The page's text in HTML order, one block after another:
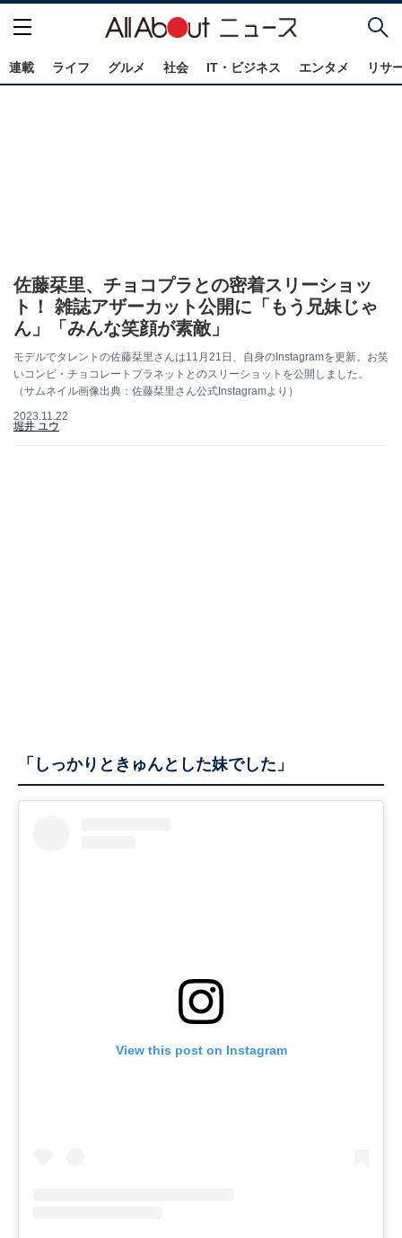
連載 ライフ グルメ 社会 IT・ビジネス エンタメ リサ
佐藤栞里、チョコプラとの密着スリーショッ
ト！ 雑誌アザーカット公開に「もう兄妹じゃ
ん」「みんな笑顔が素敵」
モデルでタレントの佐藤栞里さんは11月21日、自身のInstagramを更新。お笑
いコンビ・チョコレートプラネットとのスリーショットを公開しました。
（サムネイル画像出典：佐藤栞里さん公式Instagramより）
2023.11.22
堀井 ユウ
「しっかりときゅんとした妹でした」
View this post on Instagram